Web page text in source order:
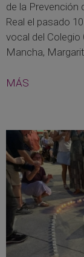
de la Prevención
Real el pasado
vocal del Colegio
Mancha,
MÁS